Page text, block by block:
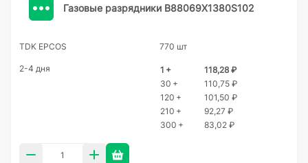
Газовые разрядники B88069X1380S102
TDK EPCOS 770 шт
2-4 дня 1 +
118,28 ₽
30 +
110,75 ₽
120 +
101,50 ₽
210 +
92,27 ₽
300 +
83,02 ₽